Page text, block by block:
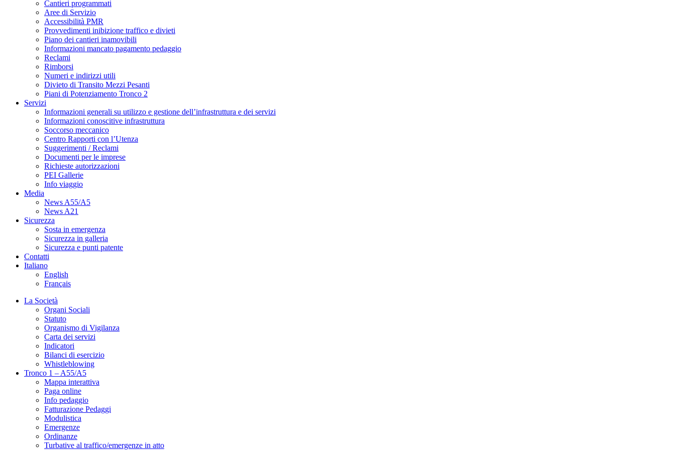
Cantieri programmati
Aree di Servizio
Accessibilità PMR
Provvedimenti inibizione traffico e divieti
Piano dei cantieri inamovibili
Informazioni mancato pagamento pedaggio
Reclami
Rimborsi
Numeri e indirizzi utili
Divieto di Transito Mezzi Pesanti
Piani di Potenziamento Tronco 2
Servizi
Informazioni generali su utilizzo e gestione dell’infrastruttura e dei servizi
Informazioni conoscitive infrastruttura
Soccorso meccanico
Centro Rapporti con l’Utenza
Suggerimenti / Reclami
Documenti per le imprese
Richieste autorizzazioni
PEI Gallerie
Info viaggio
Media
News A55/A5
News A21
Sicurezza
Sosta in emergenza
Sicurezza in galleria
Sicurezza e punti patente
Contatti
Italiano
English
Français
La Società
Organi Sociali
Statuto
Organismo di Vigilanza
Carta dei servizi
Indicatori
Bilanci di esercizio
Whistleblowing
Tronco 1 – A55/A5
Mappa interattiva
Paga online
Info pedaggio
Fatturazione Pedaggi
Modulistica
Emergenze
Ordinanze
Turbative al traffico/emergenze in atto